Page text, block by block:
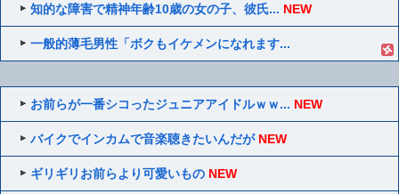
知的な障害で精神年齢10歳の女の子、彼氏... NEW
一般的薄毛男性「ボクもイケメンになれます...
お前らが一番シコったジュニアアイドルｗｗ... NEW
バイクでインカムで音楽聴きたいんだが NEW
ギリギリお前らより可愛いもの NEW